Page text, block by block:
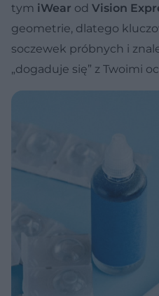
tym iWear od Vision
geometrie, dlatego
soczewek próbnych i
„dogaduje się” z Twoimi